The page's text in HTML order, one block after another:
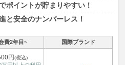
ポイントが貯まりやすい！
と安全のナンバーレス！
費2年目~ 国際ブランド
円(税込)